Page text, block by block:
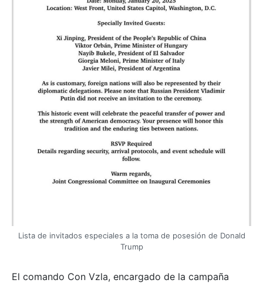
Lista de invitados especiales a la toma de posesión de Donald
Trump
El comando Con Vzla, encargado de la campaña